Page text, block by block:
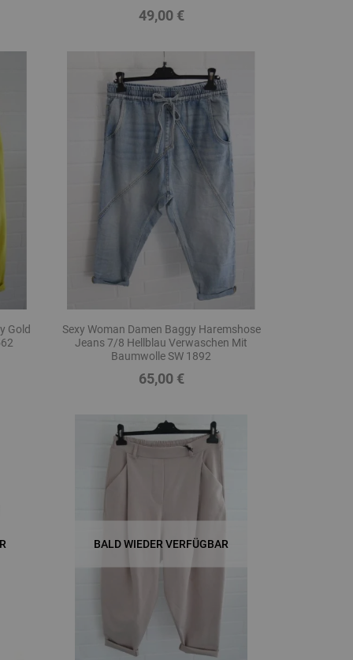
Preis
49,00 €
Gold
Sexy Woman Damen Baggy Haremshose
Jeans 7/8 Hellblau Verwaschen Mit
Baumwolle SW 1892
Preis
65,00 €
BALD WIEDER VERFÜGBAR